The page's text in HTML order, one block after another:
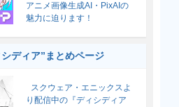
アニメ画像生成AI・PixAIの
魅力に迫ります！
ディア”まとめページ
スクウェア・エニックスよ
り配信中の『ディシディア